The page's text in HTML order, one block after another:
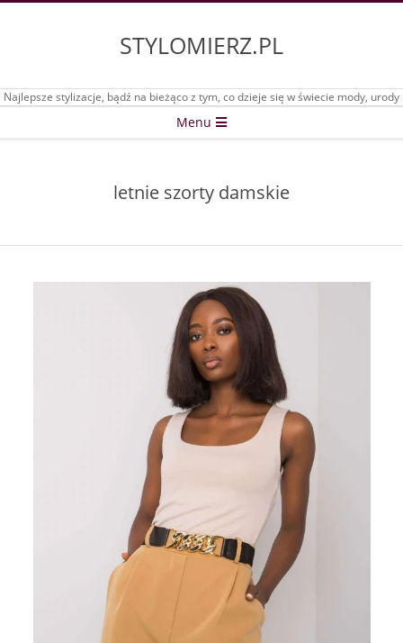
STYLOMIERZ.PL
Najlepsze stylizacje, bądź na bieżąco z tym, co dzieje się w świecie mody, urody
Menu
letnie szorty damskie